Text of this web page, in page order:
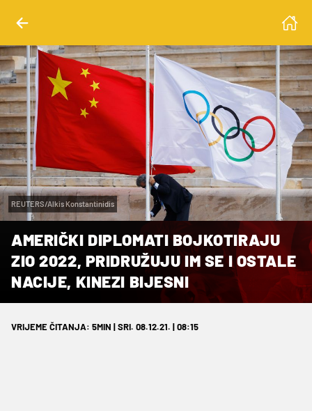
REUTERS/Alkis Konstantinidis
AMERIČKI DIPLOMATI BOJKOTIRAJU
ZIO 2022, PRIDRUŽUJU IM SE I OSTALE
NACIJE, KINEZI BIJESNI
VRIJEME ČITANJA: 5MIN | SRI. 08.12.21. | 08:15